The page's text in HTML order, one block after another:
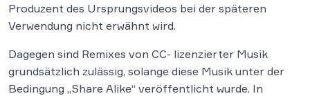
Produzent des Ursprungsvideos bei der späteren
Verwendung nicht erwähnt wird.
Dagegen sind Remixes von CC- lizenzierter Musik
grundsätzlich zulässig, solange diese Musik unter der
Bedingung „Share Alike“ veröffentlicht wurde. In